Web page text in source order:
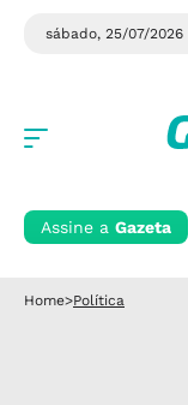
sábado, 25/07/2026
Assine a Gazeta
Home>Política